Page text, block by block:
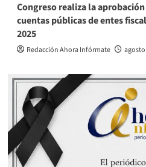
Congreso realiza la
cuentas públicas de entes
2025
Redacción Ahora Infórmate agosto